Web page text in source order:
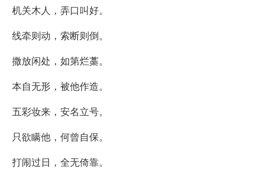
机关木人，弄口叫好。
线牵则动，索断则倒。
撒放闲处，如第烂藁。
本自无形，被他作造。
五彩妆来，安名立号。
只欲瞒他，何曾自保。
打闹过日，全无倚靠。